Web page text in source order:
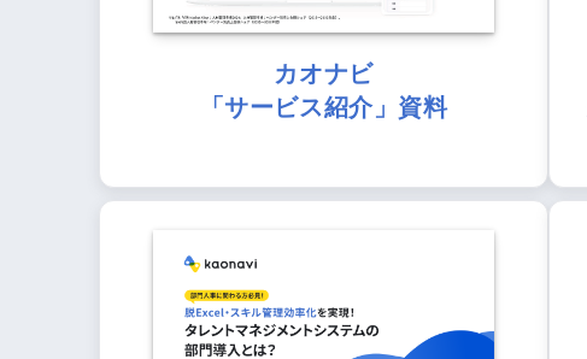
カオナビ
「サービス紹介」資料